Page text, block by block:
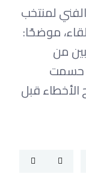
لمنتخب
موضحًا:
من
حسمت
الأخطاء قبل